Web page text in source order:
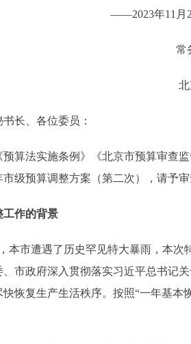
——2023年11月
常
长、各位委员：
法实施条例》《北京市预算审查监
级预算调整方案（第二次），请予审
作的背景
市遭遇了历史罕见特大暴雨，本次
市政府深入贯彻落实习近平总书记
恢复生产生活秩序。按照“一年基